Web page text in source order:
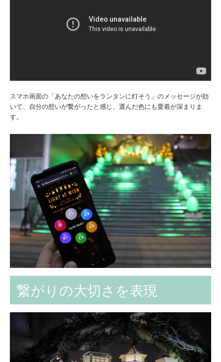
スマホ画面の「あなたの想いをランタンに灯そう」のメッセージが効
いて、自分の想いが繋がったと感じ、選んだ色にも愛着が深まりま
す。
繋がりの大切さを表現